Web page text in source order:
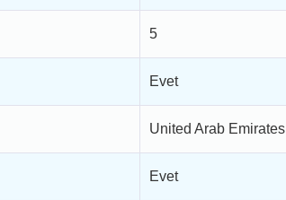
5
Evet
United Arab Emirates
Evet